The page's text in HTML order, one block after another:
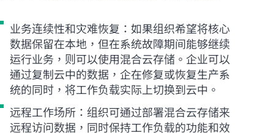
业务连续性和灾难恢复：如果组织希望将核心
数据保留在本地，但在系统故障期间能够继续
运行业务，则可以使用混合云存储。企业可以
通过复制云中的数据，企在修复或恢复生产系
统的同时，将工作负载实际上切换到云中。
远程工作场所：组织可通过部署混合云存储来
远程访问数据，同时保持工作负载的功能和效